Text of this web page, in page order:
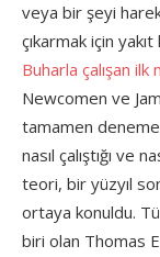
veya bir şeyi
çıkarmak için
Buharla çalışan
Newcomen ve
tamamen
nasıl çalıştığı ve
teori, bir yüzyıl
ortaya konuldu.
biri olan Thomas